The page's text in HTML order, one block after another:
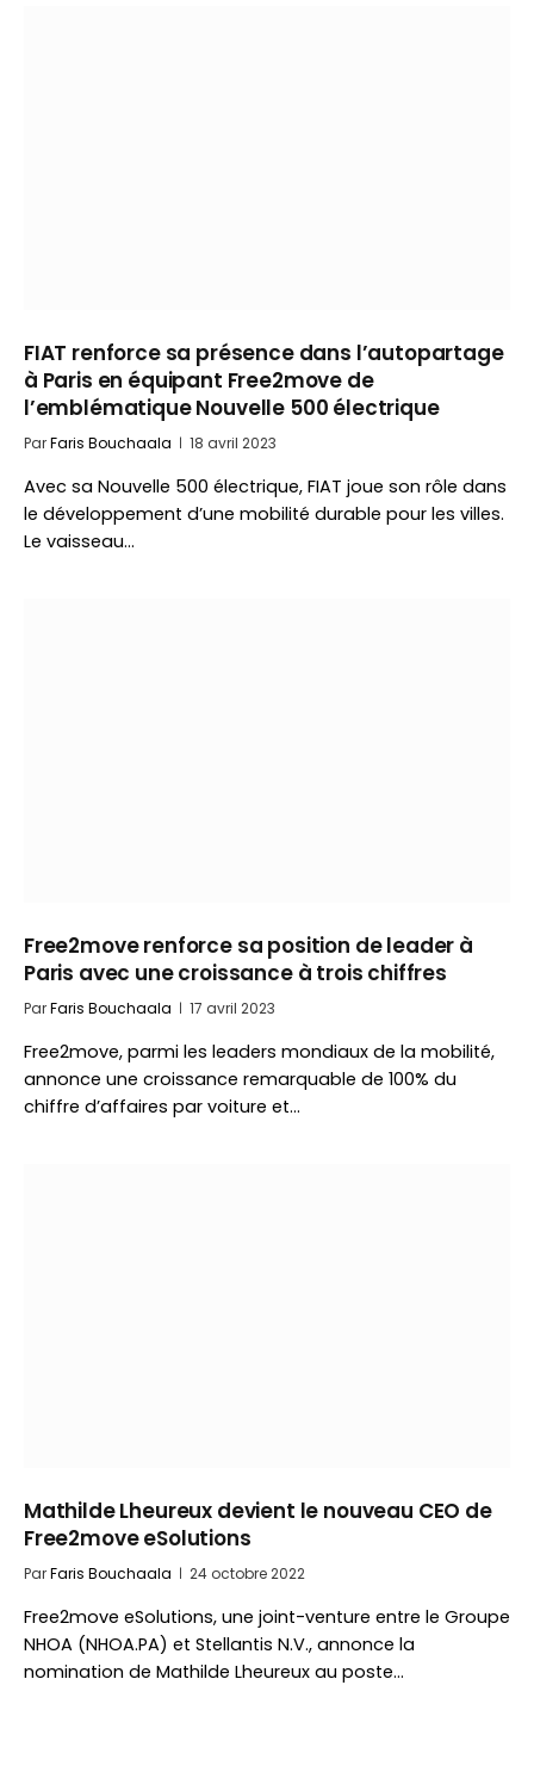
FIAT renforce sa présence dans l’autopartage
à Paris en équipant Free2move de
l’emblématique Nouvelle 500 électrique
ParFaris Bouchaala 18 avril 2023
Avec sa Nouvelle 500 électrique, FIAT joue son rôle dans
le développement d’une mobilité durable pour les villes.
Le vaisseau…
Free2move renforce sa position de leader à
Paris avec une croissance à trois chiffres
ParFaris Bouchaala 17 avril 2023
Free2move, parmi les leaders mondiaux de la mobilité,
annonce une croissance remarquable de 100% du
chiffre d’affaires par voiture et…
Mathilde Lheureux devient le nouveau CEO de
Free2move eSolutions
ParFaris Bouchaala 24 octobre 2022
Free2move eSolutions, une joint-venture entre le Groupe
NHOA (NHOA.PA) et Stellantis N.V., annonce la
nomination de Mathilde Lheureux au poste…